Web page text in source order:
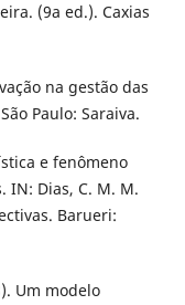
(9a ed.). Caxias
na gestão das
Paulo: Saraiva.
e fenômeno
IN: Dias, C. M. M.
Barueri:
Um modelo